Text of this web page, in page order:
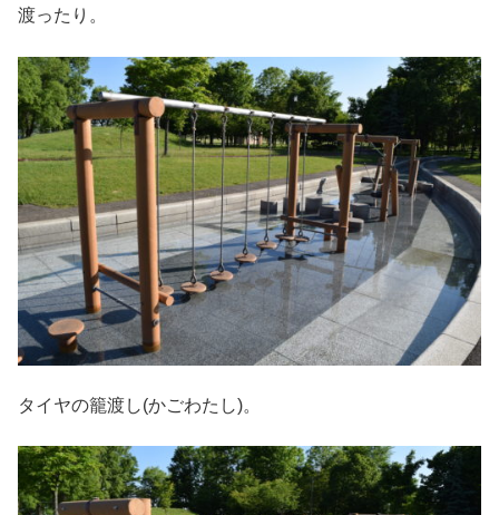
渡ったり。
タイヤの籠渡し(かごわたし)。